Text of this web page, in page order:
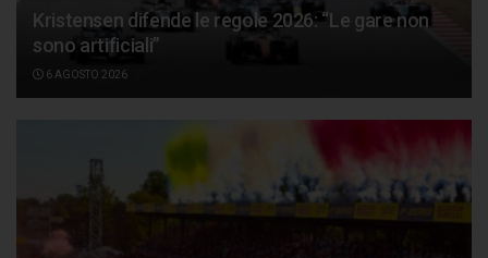
Kristensen difende le regole 2026: “Le gare non
sono artificiali”
6 AGOSTO 2026